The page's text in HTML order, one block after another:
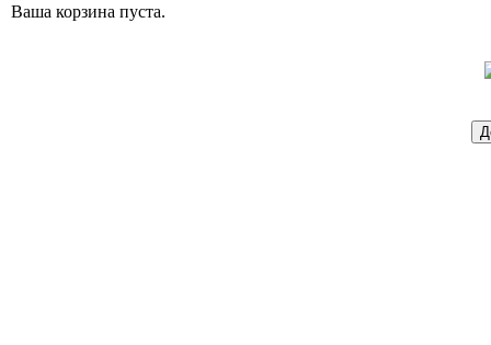
Ваша корзина пуста.